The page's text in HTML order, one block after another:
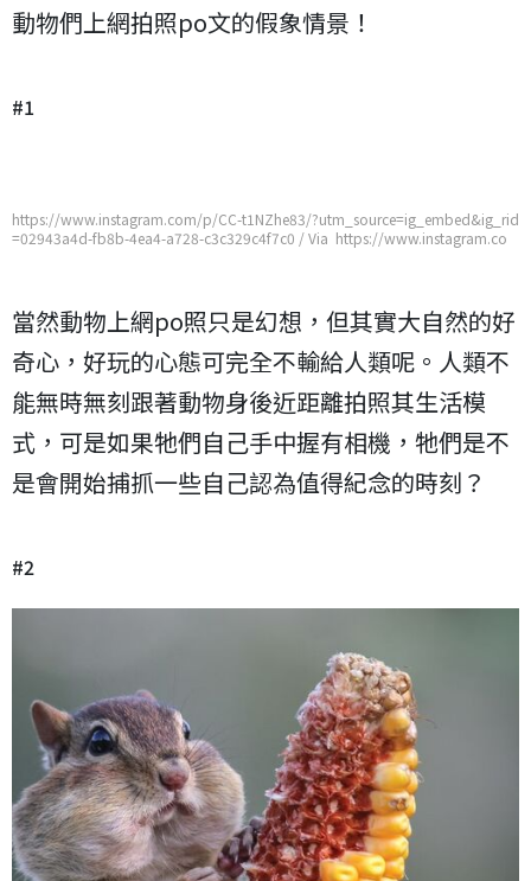
動物們上網拍照po文的假象情景！
#1
https://www.instagram.com/p/CC-t1NZhe83/?utm_source=ig_embed&ig_rid
=02943a4d-fb8b-4ea4-a728-c3c329c4f7c0 / Via https://www.instagram.co
當然動物上網po照只是幻想，但其實大自然的好
奇心，好玩的心態可完全不輸給人類呢。人類不
能無時無刻跟著動物身後近距離拍照其生活模
式，可是如果牠們自己手中握有相機，牠們是不
是會開始捕抓一些自己認為值得紀念的時刻？
#2